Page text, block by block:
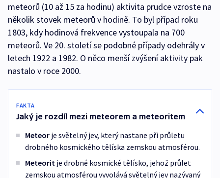
meteorů (10 až 15 za hodinu) aktivita prudce vzroste na
několik stovek meteorů v hodině. To byl případ roku
1803, kdy hodinová frekvence vystoupala na 700
meteorů. Ve 20. století se podobné případy odehrály v
letech 1922 a 1982. O něco menší zvýšení aktivity pak
nastalo v roce 2000.
FAKTA
Jaký je rozdíl mezi meteorem a meteoritem
Meteor je světelný jev, který nastane při průletu
drobného kosmického tělíska zemskou atmosférou.
Meteorit je drobné kosmické tělísko, jehož průlet
zemskou atmosférou vyvolává světelný jev nazývaný